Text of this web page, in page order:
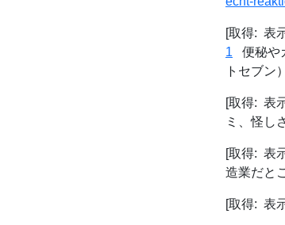
[取得: 表
1 便秘や
トセブン
[取得: 表
ミ、怪し
[取得: 表
造業だと
[取得: 表